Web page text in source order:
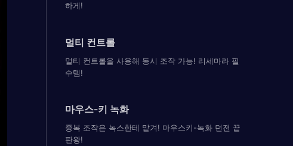
하게!
멀티 컨트롤
멀티 컨트롤을 사용해 동시 조작 가능! 리세마라 필
수템!
마우스-키 녹화
중복 조작은 녹스한테 맡겨! 마우스키-녹화 던전 끝
판왕!